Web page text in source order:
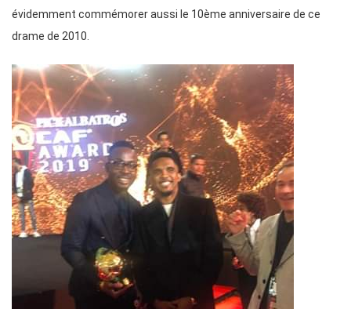
évidemment commémorer aussi le 10ème anniversaire de ce
drame de 2010.